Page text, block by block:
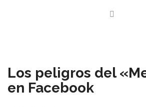
Los peligros del
en Facebook